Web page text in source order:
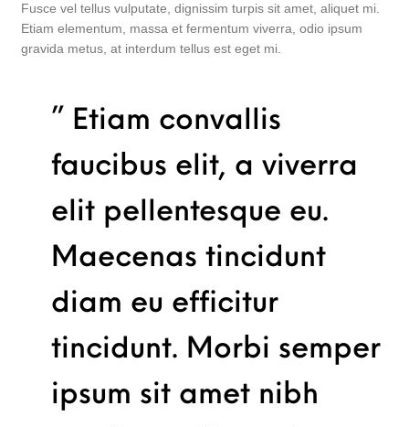
Fusce vel tellus vulputate, dignissim turpis sit amet, aliquet mi.
Etiam elementum, massa et fermentum viverra, odio ipsum
gravida metus, at interdum tellus est eget mi.
” Etiam convallis
faucibus elit, a viverra
elit pellentesque eu.
Maecenas tincidunt
diam eu efficitur
tincidunt. Morbi semper
ipsum sit amet nibh